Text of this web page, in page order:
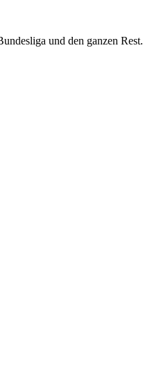
und den ganzen Rest.